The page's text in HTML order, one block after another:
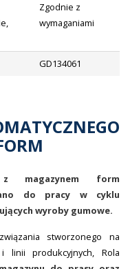
Zgodnie z
wymaganiami
GD134061
magazynem form
do pracy w cyklu
wyroby gumowe.
stworzonego na
linii produkcyjnych, Rola